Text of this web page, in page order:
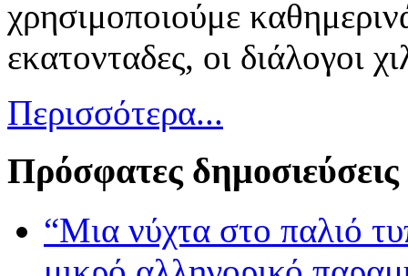
χρησιμοποιούμε
εκατονταδες, οι διάλογοι
Περισσότερα...
Πρόσφατες δημοσιεύσεις
“Μια νύχτα στο παλιό